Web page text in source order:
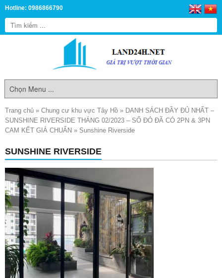
Hotline: 0986866790
Trang chủ » Chung cư khu vực Tây Hồ » DANH SÁCH ĐẦY ĐỦ NHẤT –
SUNSHINE RIVERSIDE THÁNG 02/2023 – SỔ ĐỎ ĐÃ CÓ 2PN & 3PN
CAM KẾT GIÁ CHUẨN » Sunshine Riverside
SUNSHINE RIVERSIDE